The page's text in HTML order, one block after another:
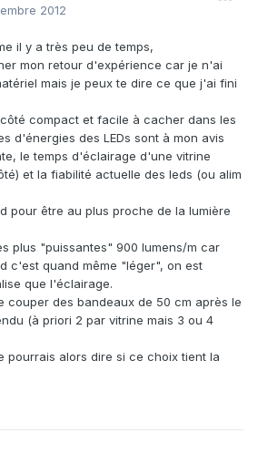
2012
il y a très peu de temps,
mon retour d'expérience car je n'ai
mais je peux te dire ce que j'ai fini
compact et facile à cacher dans les
d'énergies des LEDs sont à mon avis
le temps d'éclairage d'une vitrine
et la fiabilité actuelle des leds (ou alim
pour être au plus proche de la lumière
plus "puissantes" 900 lumens/m car
c'est quand même "léger", on est
que l'éclairage.
couper des bandeaux de 50 cm après le
(à priori 2 par vitrine mais 3 ou 4
pourrais alors dire si ce choix tient la